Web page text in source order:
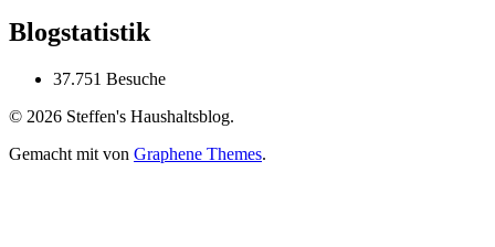
Blogstatistik
37.751 Besuche
© 2026 Steffen's Haushaltsblog.
Gemacht mit von Graphene Themes.